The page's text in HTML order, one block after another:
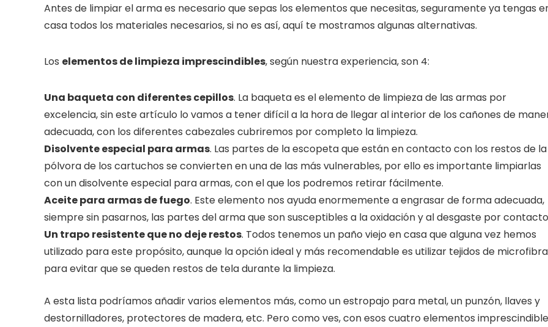
Antes de limpiar el arma es necesario que sepas los elementos que necesitas, seguramente ya tengas
casa todos los materiales necesarios, si no es así, aquí te mostramos algunas alternativas.
Los elementos de limpieza imprescindibles, según nuestra experiencia, son 4:
Una baqueta con diferentes cepillos. La baqueta es el elemento de limpieza de las armas por
excelencia, sin este artículo lo vamos a tener difícil a la hora de llegar al interior de los cañones de
adecuada, con los diferentes cabezales cubriremos por completo la limpieza.
Disolvente especial para armas. Las partes de la escopeta que están en contacto con los restos de la
pólvora de los cartuchos se convierten en una de las más vulnerables, por ello es importante limpiarlas
con un disolvente especial para armas, con el que los podremos retirar fácilmente.
Aceite para armas de fuego. Este elemento nos ayuda enormemente a engrasar de forma adecuada,
siempre sin pasarnos, las partes del arma que son susceptibles a la oxidación y al desgaste por
Un trapo resistente que no deje restos. Todos tenemos un paño viejo en casa que alguna vez hemos
utilizado para este propósito, aunque la opción ideal y más recomendable es utilizar tejidos de microfibra
para evitar que se queden restos de tela durante la limpieza.
A esta lista podríamos añadir varios elementos más, como un estropajo para metal, un punzón, llaves y
destornilladores, protectores de madera, etc. Pero como ves, con esos cuatro elementos